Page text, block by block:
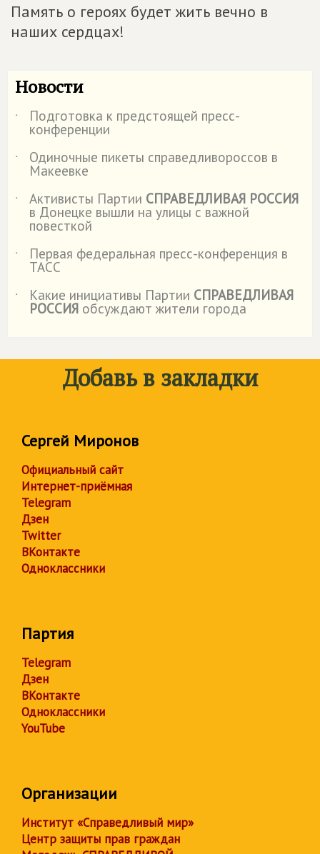
Память о героях будет жить вечно в
наших сердцах!
Новости
˙ Подготовка к предстоящей пресс-
конференции
˙
Одиночные пикеты справедливороссов в
Макеевке
˙
Активисты Партии СПРАВЕДЛИВАЯ РОССИЯ
в Донецке вышли на улицы с важной
повесткой
˙
Первая федеральная пресс-конференция в
ТАСС
˙
Какие инициативы Партии СПРАВЕДЛИВАЯ
РОССИЯ обсуждают жители города
Добавь в закладки
Сергей Миронов
Официальный сайт
Интернет-приёмная
Telegram
Дзен
Twitter
ВКонтакте
Одноклассники
Партия
Telegram
Дзен
ВКонтакте
Одноклассники
YouTube
Организации
Институт «Справедливый мир»
Центр защиты прав граждан